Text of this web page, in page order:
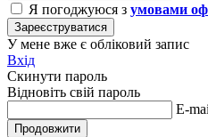
Я погоджуюся з умовами
Зареєструватися
У мене вже є обліковий запис
Вхід
Скинути пароль
Відновіть свій пароль
E-
Продовжити